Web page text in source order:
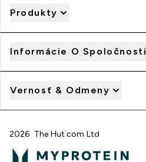
Produkty
Informácie O Spoločnosti
Vernosť & Odmeny
2026 The Hut.com Ltd